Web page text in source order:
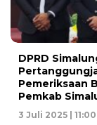
DPRD
Pemeriksaan
Pemkab
3 Juli 2025 |